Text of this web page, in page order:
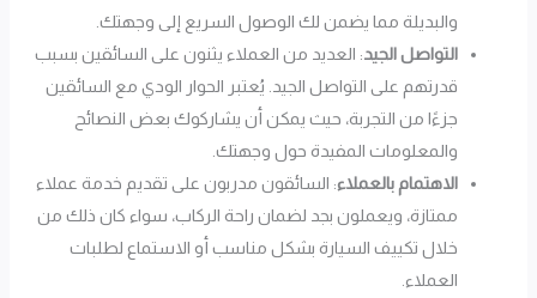
والبديلة مما يضمن لك الوصول السريع إلى وجهتك.
التواصل الجيد: العديد من العملاء يثنون على السائقين بسبب
قدرتهم على التواصل الجيد. يُعتبر الحوار الودي مع السائقين
جزءًا من التجربة، حيث يمكن أن يشاركوك بعض النصائح
والمعلومات المفيدة حول وجهتك.
الاهتمام بالعملاء: السائقون مدربون على تقديم خدمة عملاء
ممتازة، ويعملون بجد لضمان راحة الركاب، سواء كان ذلك من
خلال تكييف السيارة بشكل مناسب أو الاستماع لطلبات
العملاء.